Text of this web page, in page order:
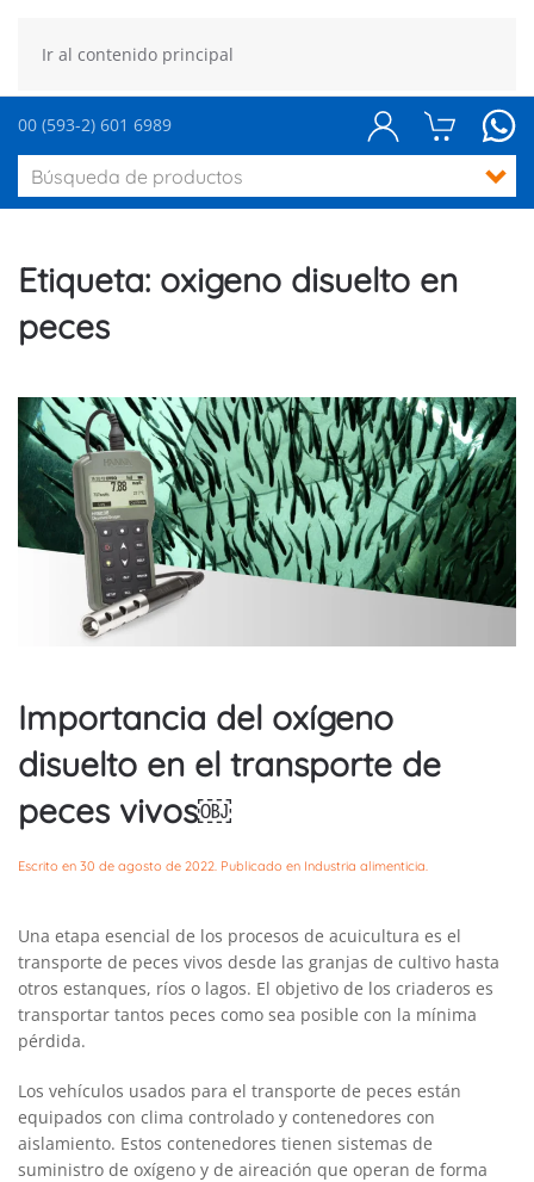
Ir al contenido principal
00 (593-2) 601 6989
Etiqueta: oxigeno disuelto en
peces
Importancia del oxígeno
disuelto en el transporte de
peces vivos￼
Escrito en 30 de agosto de 2022 . Publicado en Industria alimenticia
Una etapa esencial de los procesos de acuicultura es el
transporte de peces vivos desde las granjas de cultivo hasta
otros estanques, ríos o lagos. El objetivo de los criaderos es
transportar tantos peces como sea posible con la mínima
pérdida.
Los vehículos usados para el transporte de peces están
equipados con clima controlado y contenedores con
aislamiento. Estos contenedores tienen sistemas de
suministro de oxígeno y de aireación que operan de forma